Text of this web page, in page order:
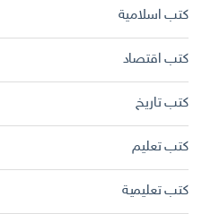
كتب اسلامية
كتب اقتصاد
كتب تاريخ
كتب تعليم
كتب تعليمية